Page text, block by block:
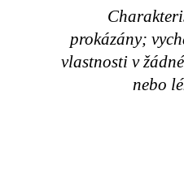
prokázány;
vlastnosti v
nebo